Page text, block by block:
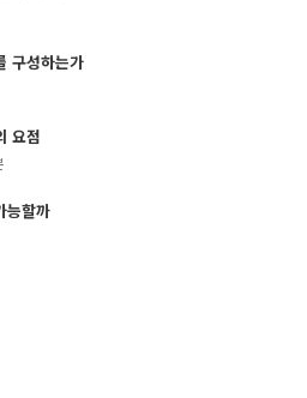
구성하는가
요점
능할까